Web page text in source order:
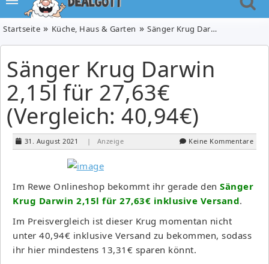
Startseite Küche, Haus & Garten Sänger Krug Darwin 2,15l für 27,63€ (Vergleich: 40,94€)
Sänger Krug Darwin
2,15l für 27,63€
(Vergleich: 40,94€)
31. August 2021 | Anzeige Keine Kommentare
Im Rewe Onlineshop bekommt ihr gerade den Sänger
Krug Darwin 2,15l für 27,63€ inklusive Versand.
Im Preisvergleich ist dieser Krug momentan nicht
unter 40,94€ inklusive Versand zu bekommen, sodass
ihr hier mindestens 13,31€ sparen könnt.